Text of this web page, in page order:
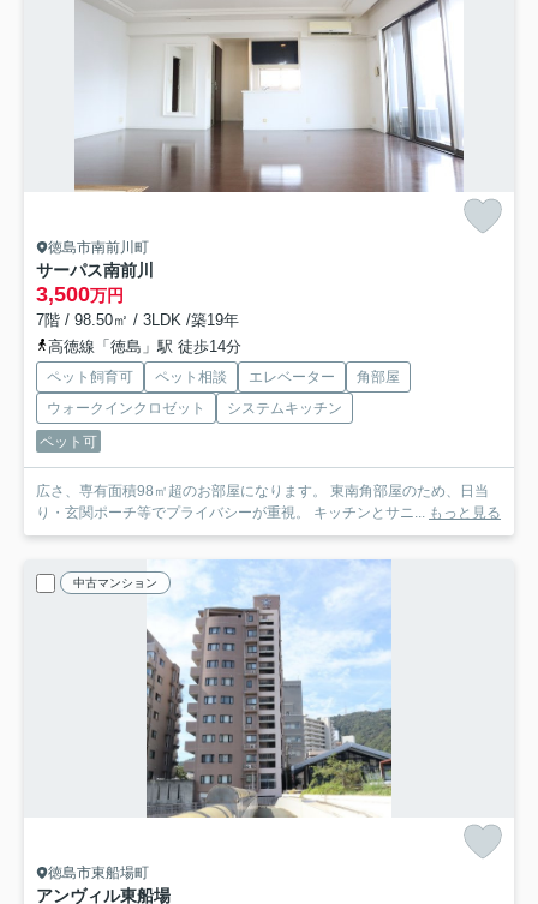
徳島市南前川町
サーパス南前川
3,500万円
7階 / 98.50㎡ / 3LDK /築19年
高徳線「徳島」駅 徒歩14分
ペット飼育可 ペット相談 エレベーター
角部屋
ウォークインクロゼット
システムキッチン
ペット可
広さ、専有面積98㎡超のお部屋になります。 東南角部屋のため、日当
り・玄関ポーチ等でプライバシーが重視。 キッチンとサニ... もっと見る
中古マンション
徳島市東船場町
アンヴィル東船場